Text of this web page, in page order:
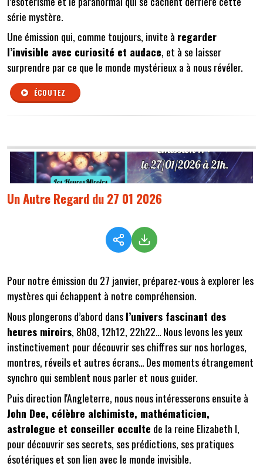
série mystère.
Une émission qui, comme toujours, invite à regarder
l’invisible avec curiosité et audace, et à se laisser
surprendre par ce que le monde mystérieux a à nous révéler.
ÉCOUTEZ
Un Autre Regard du 27 01 2026
Pour notre émission du 27 janvier, préparez-vous à explorer les
mystères qui échappent à notre compréhension.
Nous plongerons d’abord dansl’univers fascinant des
heures miroirs, 8h08, 12h12, 22h22... Nous levons les yeux
instinctivement pour découvrir ses chiffres sur nos horloges,
montres, réveils et autres écrans... Des moments étrangement
synchro qui semblent nous parler et nous guider.
Puis direction l'Angleterre, nous nous intéresserons ensuite à
John Dee, célèbre alchimiste, mathématicien,
astrologue et conseiller occulte de la reine Elizabeth I,
pour découvrir ses secrets, ses prédictions, ses pratiques
ésotériques et son lien avec le monde invisible.